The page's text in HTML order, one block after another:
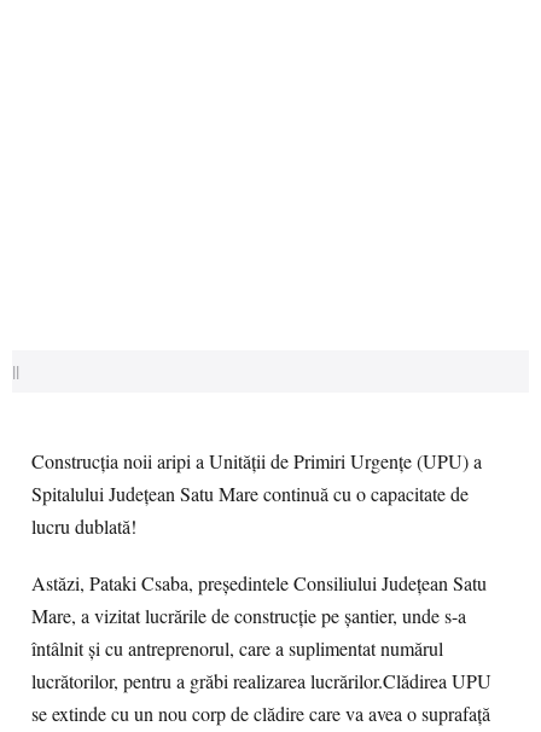
||
Construcția noii aripi a Unității de Primiri Urgențe (UPU) a
Spitalului Județean Satu Mare continuă cu o capacitate de
lucru dublată!
Astăzi, Pataki Csaba, președintele Consiliului Județean Satu
Mare, a vizitat lucrările de construcție pe șantier, unde s-a
întâlnit și cu antreprenorul, care a suplimentat numărul
lucrătorilor, pentru a grăbi realizarea lucrărilor.Clădirea UPU
se extinde cu un nou corp de clădire care va avea o suprafață